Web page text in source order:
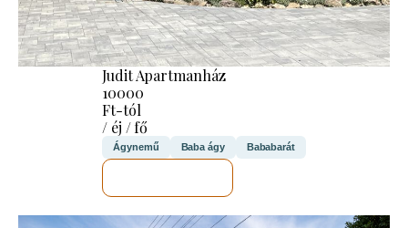
Judit Apartmanház
10000
Ft-tól
/ éj / fő
Ágynemű Baba ágy Bababarát